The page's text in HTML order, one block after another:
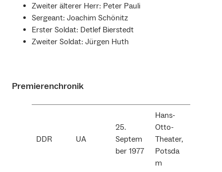
Zweiter älterer Herr: Peter Pauli
Sergeant: Joachim Schönitz
Erster Soldat: Detlef Bierstedt
Zweiter Soldat: Jürgen Huth
Premierenchronik
DDR UA
25.
Septem
ber 1977
Hans-
Otto-
Theater,
Potsda
m